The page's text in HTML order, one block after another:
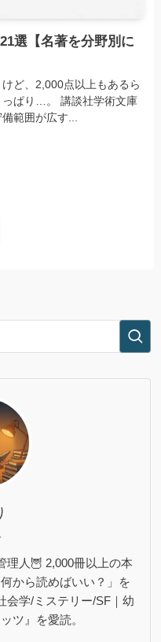
選【名著を分野別に
ど、2,000点以上もあるら
っぱり…。 講談社学術文庫
範囲が広す...
理人🦉 2,000冊以上の本
から読めばいい？」を
会学/ミステリー/SF｜幼
ツ』を愛読。